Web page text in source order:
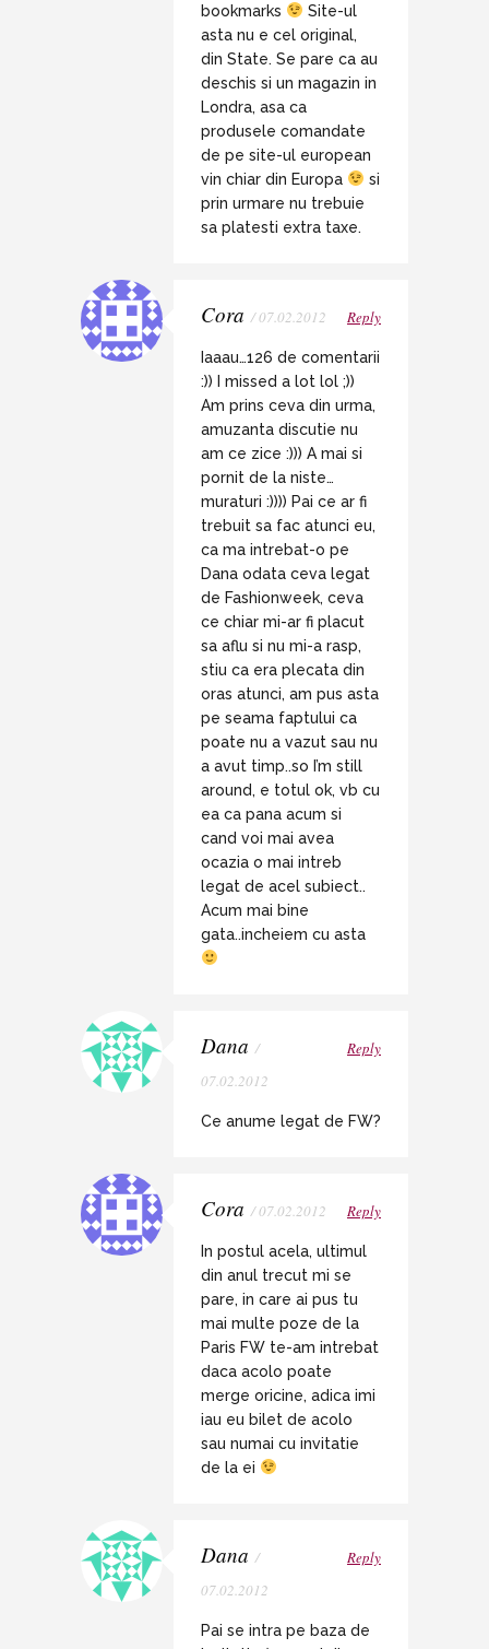
bookmarks
Site-ul
asta nu e cel original,
din State. Se pare ca au
deschis si un magazin in
Londra, asa ca
produsele comandate
de pe site-ul european
vin chiar din Europa
si
prin urmare nu trebuie
sa platesti extra taxe.
Cora / 07.02.2012 Reply
Iaaau…126 de comentarii
:)) I missed a lot lol ;))
Am prins ceva din urma,
amuzanta discutie nu
am ce zice :))) A mai si
pornit de la niste…
muraturi :)))) Pai ce ar fi
trebuit sa fac atunci eu,
ca ma intrebat-o pe
Dana odata ceva legat
de Fashionweek, ceva
ce chiar mi-ar fi placut
sa aflu si nu mi-a rasp,
stiu ca era plecata din
oras atunci, am pus asta
pe seama faptului ca
poate nu a vazut sau nu
a avut timp..so I’m still
around, e totul ok, vb cu
ea ca pana acum si
cand voi mai avea
ocazia o mai intreb
legat de acel subiect..
Acum mai bine
gata..incheiem cu asta
Dana /
07.02.2012
Reply
Ce anume legat de FW?
Cora / 07.02.2012 Reply
In postul acela, ultimul
din anul trecut mi se
pare, in care ai pus tu
mai multe poze de la
Paris FW te-am intrebat
daca acolo poate
merge oricine, adica imi
iau eu bilet de acolo
sau numai cu invitatie
de la ei
Dana /
07.02.2012
Reply
Pai se intra pe baza de